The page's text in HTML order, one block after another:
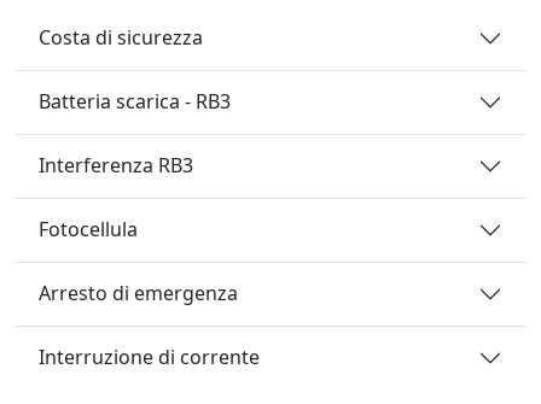
Costa di sicurezza
Batteria scarica - RB3
Interferenza RB3
Fotocellula
Arresto di emergenza
Interruzione di corrente